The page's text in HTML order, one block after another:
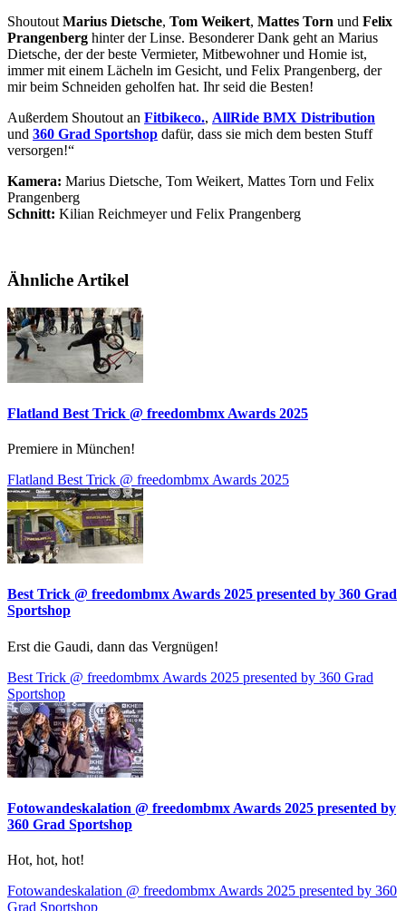
Shoutout Marius Dietsche, Tom Weikert, Mattes Torn und Felix
Prangenberg hinter der Linse. Besonderer Dank geht an Marius
Dietsche, der der beste Vermieter, Mitbewohner und Homie ist,
immer mit einem Lächeln im Gesicht, und Felix Prangenberg, der
mir beim Schneiden geholfen hat. Ihr seid die Besten!
Außerdem Shoutout an Fitbikeco., AllRide BMX Distribution
und 360 Grad Sportshop dafür, dass sie mich dem besten Stuff
versorgen!“
Kamera: Marius Dietsche, Tom Weikert, Mattes Torn und Felix
Prangenberg
Schnitt: Kilian Reichmeyer und Felix Prangenberg
Ähnliche Artikel
Flatland Best Trick @ freedombmx Awards 2025
Premiere in München!
Flatland Best Trick @ freedombmx Awards 2025
Best Trick @ freedombmx Awards 2025 presented by 360 Grad
Sportshop
Erst die Gaudi, dann das Vergnügen!
Best Trick @ freedombmx Awards 2025 presented by 360 Grad
Sportshop
Fotowandeskalation @ freedombmx Awards 2025 presented by
360 Grad Sportshop
Hot, hot, hot!
Fotowandeskalation @ freedombmx Awards 2025 presented by 360
Grad Sportshop